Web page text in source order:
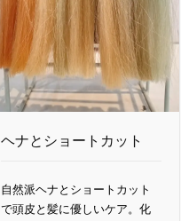
ヘナとショートカット
自然派ヘナとショートカット
で頭皮と髪に優しいケア。化